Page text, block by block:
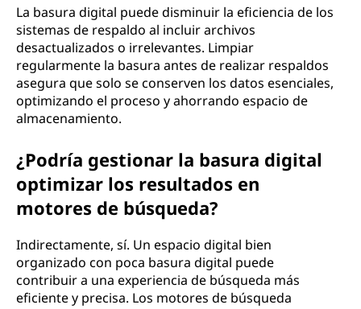
La basura digital puede disminuir la eficiencia de los
sistemas de respaldo al incluir archivos
desactualizados o irrelevantes. Limpiar
regularmente la basura antes de realizar respaldos
asegura que solo se conserven los datos esenciales,
optimizando el proceso y ahorrando espacio de
almacenamiento.
¿Podría gestionar la basura digital
optimizar los resultados en
motores de búsqueda?
Indirectamente, sí. Un espacio digital bien
organizado con poca basura digital puede
contribuir a una experiencia de búsqueda más
eficiente y precisa. Los motores de búsqueda